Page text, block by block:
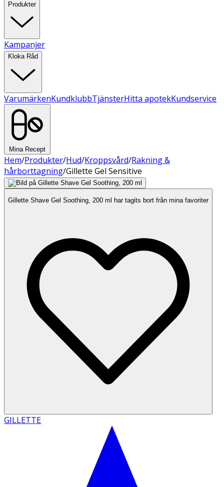
Produkter
Kampanjer
Kloka Råd
VarumärkenKundklubbTjänsterHitta apotekKundservice
Mina Recept
Hem/Produkter/Hud/Kroppsvård/Rakning &
hårborttagning/Gillette Gel Sensitive
Gillette Shave Gel Soothing, 200 ml har tagits bort från mina favoriter
GILLETTE